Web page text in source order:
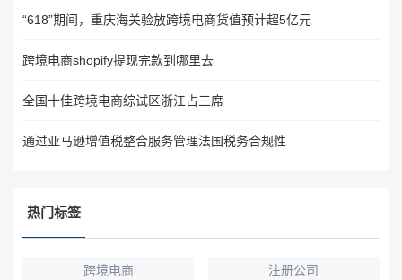
“618”期间，重庆海关验放跨境电商货值预计超5亿元
跨境电商shopify提现完款到哪里去
全国十佳跨境电商综试区浙江占三席
通过亚马逊增值税整合服务管理法国税务合规性
热门标签
跨境电商 注册公司